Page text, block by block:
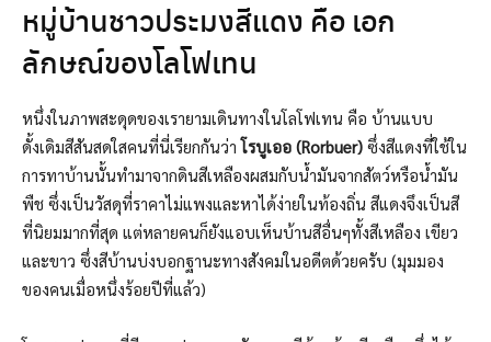
หมู่บ้านชาวประมงสีแดง คือ เอก
ลักษณ์ของโลโฟเทน
หนึ่งในภาพสะดุดของเรายามเดินทางในโลโฟเทน คือ บ้านแบบ
ดั้งเดิมสีสันสดใสคนที่นี่เรียกกันว่าโรบูเออ (Rorbuer) ซึ่งสีแดงที่ใช้ใน
การทาบ้านนั้นทำมาจากดินสีเหลืองผสมกับน้ำมันจากสัตว์หรือน้ำมัน
พืช ซึ่งเป็นวัสดุที่ราคาไม่แพงและหาได้ง่ายในท้องถิ่น สีแดงจึงเป็นสี
ที่นิยมมากที่สุด แต่หลายคนก็ยังแอบเห็นบ้านสีอื่นๆทั้งสีเหลือง เขียว
และขาว ซึ่งสีบ้านบ่งบอกฐานะทางสังคมในอดีตด้วยครับ (มุมมอง
ของคนเมื่อหนึ่งร้อยปีที่แล้ว)